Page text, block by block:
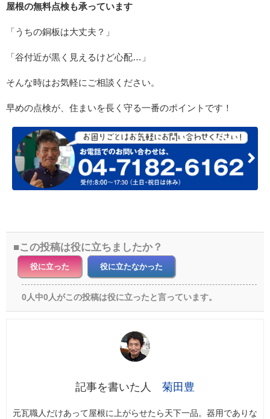
屋根の無料点検も承っています
「うちの銅板は大丈夫？」
「谷付近が黒く見えるけど心配…」
そんな時はお気軽にご相談ください。
早めの点検が、住まいを長く守る一番のポイントです！
この投稿は役に立ちましたか？
役に立った 役に立たなかった
0人中0人がこの投稿は役に立ったと言っています。
菊田豊
元瓦職人だけあって屋根に上がらせたら天下一品。器用でありな